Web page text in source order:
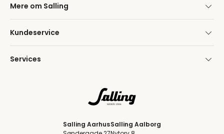
Mere om Salling
Kundeservice
Services
Salling AarhusSalling Aalborg